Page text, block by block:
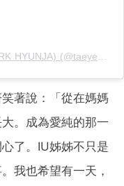
著說：「從在媽媽
。成為愛純的那一
了。IU姊姊不只是
我也希望有一天，